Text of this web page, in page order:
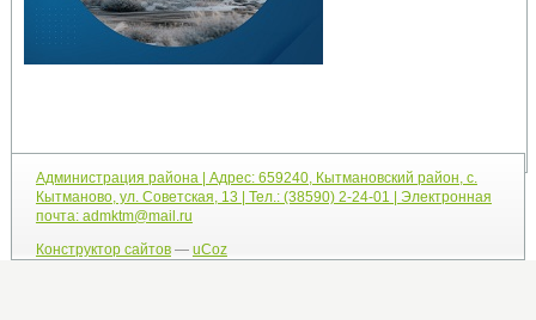
Администрация района | Адрес: 659240, Кытмановский район, с.
Кытманово, ул. Советская, 13 | Тел.: (38590) 2-24-01 | Электронная
почта: admktm@mail.ru
Конструктор сайтов— uCoz